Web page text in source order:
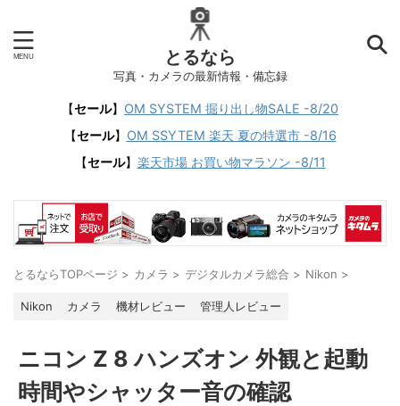
とるなら
写真・カメラの最新情報・備忘録
【セール】 OM SYSTEM 掘り出し物SALE -8/20
【セール】 OM SSYTEM 楽天 夏の特選市 -8/16
【セール】 楽天市場 お買い物マラソン -8/11
とるならTOPページ > カメラ > デジタルカメラ総合 > Nikon >
Nikon カメラ 機材レビュー 管理人レビュー
ニコン Z 8 ハンズオン 外観と起動
時間やシャッター音の確認